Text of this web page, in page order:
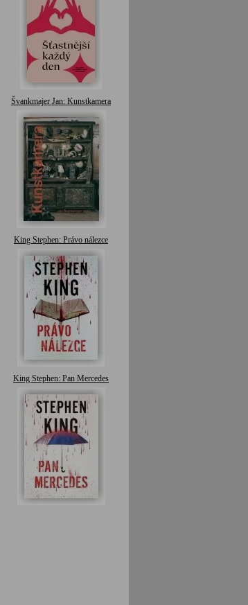
Švankmajer Jan: Kunstkamera
King Stephen: Právo nálezce
King Stephen: Pan Mercedes